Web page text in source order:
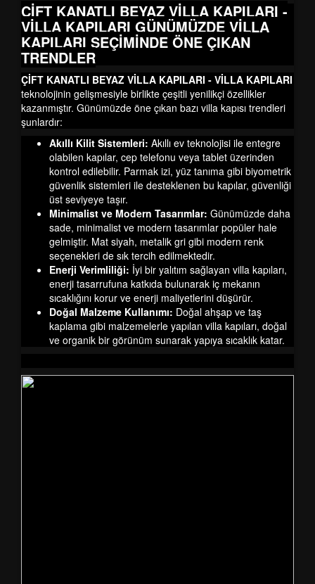
ÇİFT KANATLI BEYAZ VİLLA KAPILARI -
VİLLA KAPILARI GÜNÜMÜZDE VİLLA
KAPILARI SEÇİMİNDE ÖNE ÇIKAN
TRENDLER
ÇİFT KANATLI BEYAZ VİLLA KAPILARI - VİLLA KAPILARI
teknolojinin gelişmesiyle birlikte çeşitli yenilikçi özellikler
kazanmıştır. Günümüzde öne çıkan bazı villa kapısı trendleri
şunlardır:
Akıllı Kilit Sistemleri: Akıllı ev teknolojisi ile entegre
olabilen kapılar, cep telefonu veya tablet üzerinden
kontrol edilebilir. Parmak izi, yüz tanıma gibi biyometrik
güvenlik sistemleri ile desteklenen bu kapılar, güvenliği
üst seviyeye taşır.
Minimalist ve Modern Tasarımlar: Günümüzde daha
sade, minimalist ve modern tasarımlar popüler hale
gelmiştir. Mat siyah, metalik gri gibi modern renk
seçenekleri de sık tercih edilmektedir.
Enerji Verimliliği: İyi bir yalıtım sağlayan villa kapıları,
enerji tasarrufuna katkıda bulunarak iç mekanın
sıcaklığını korur ve enerji maliyetlerini düşürür.
Doğal Malzeme Kullanımı: Doğal ahşap ve taş
kaplama gibi malzemelerle yapılan villa kapıları, doğal
ve organik bir görünüm sunarak yapıya sıcaklık katar.